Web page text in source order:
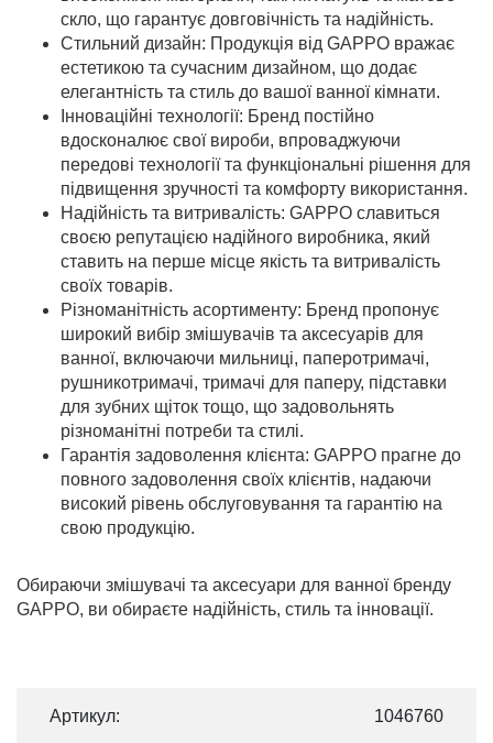
скло, що гарантує довговічність та надійність.
Стильний дизайн: Продукція від GAPPO вражає
естетикою та сучасним дизайном, що додає
елегантність та стиль до вашої ванної кімнати.
Інноваційні технології: Бренд постійно
вдосконалює свої вироби, впроваджуючи
передові технології та функціональні рішення для
підвищення зручності та комфорту використання.
Надійність та витривалість: GAPPO славиться
своєю репутацією надійного виробника, який
ставить на перше місце якість та витривалість
своїх товарів.
Різноманітність асортименту: Бренд пропонує
широкий вибір змішувачів та аксесуарів для
ванної, включаючи мильниці, паперотримачі,
рушникотримачі, тримачі для паперу, підставки
для зубних щіток тощо, що задовольнять
різноманітні потреби та стилі.
Гарантія задоволення клієнта: GAPPO прагне до
повного задоволення своїх клієнтів, надаючи
високий рівень обслуговування та гарантію на
свою продукцію.
Обираючи змішувачі та аксесуари для ванної бренду
GAPPO, ви обираєте надійність, стиль та інновації.
Артикул: 1046760